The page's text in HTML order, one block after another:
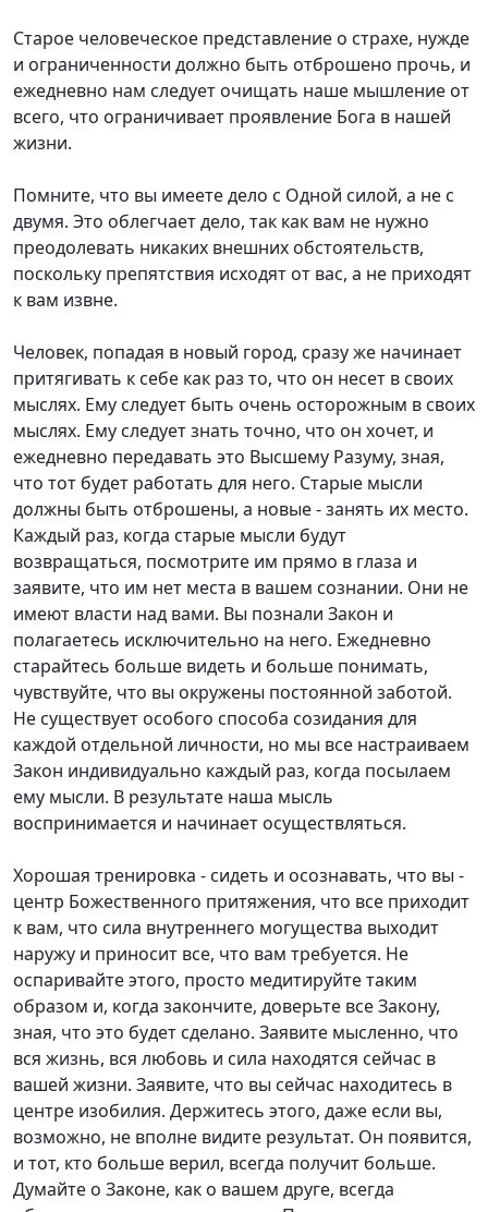
Старое человеческое представление о страхе, нужде
и ограниченности должно быть отброшено прочь, и
ежедневно нам следует очищать наше мышление от
всего, что ограничивает проявление Бога в нашей
жизни.
Помните, что вы имеете дело с Одной силой, а не с
двумя. Это облегчает дело, так как вам не нужно
преодолевать никаких внешних обстоятельств,
поскольку препятствия исходят от вас, а не приходят
к вам извне.
Человек, попадая в новый город, сразу же начинает
притягивать к себе как раз то, что он несет в своих
мыслях. Ему следует быть очень осторожным в своих
мыслях. Ему следует знать точно, что он хочет, и
ежедневно передавать это Высшему Разуму, зная,
что тот будет работать для него. Старые мысли
должны быть отброшены, а новые - занять их место.
Каждый раз, когда старые мысли будут
возвращаться, посмотрите им прямо в глаза и
заявите, что им нет места в вашем сознании. Они не
имеют власти над вами. Вы познали Закон и
полагаетесь исключительно на него. Ежедневно
старайтесь больше видеть и больше понимать,
чувствуйте, что вы окружены постоянной заботой.
Не существует особого способа созидания для
каждой отдельной личности, но мы все настраиваем
Закон индивидуально каждый раз, когда посылаем
ему мысли. В результате наша мысль
воспринимается и начинает осуществляться.
Хорошая тренировка - сидеть и осознавать, что вы -
центр Божественного притяжения, что все приходит
к вам, что сила внутреннего могущества выходит
наружу и приносит все, что вам требуется. Не
оспаривайте этого, просто медитируйте таким
образом и, когда закончите, доверьте все Закону,
зная, что это будет сделано. Заявите мысленно, что
вся жизнь, вся любовь и сила находятся сейчас в
вашей жизни. Заявите, что вы сейчас находитесь в
центре изобилия. Держитесь этого, даже если вы,
возможно, не вполне видите результат. Он появится,
и тот, кто больше верил, всегда получит больше.
Думайте о Законе, как о вашем друге, всегда